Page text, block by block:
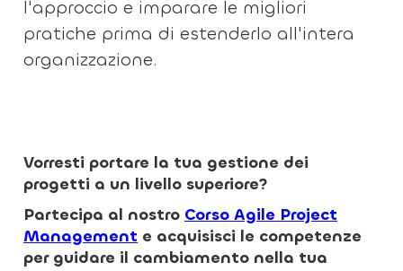
l'approccio e imparare le migliori
pratiche prima di estenderlo all'intera
organizzazione.
Vorresti portare la tua gestione dei
progetti a un livello superiore?
Partecipa al nostro Corso Agile Project
Management e acquisisci le competenze
per guidare il cambiamento nella tua